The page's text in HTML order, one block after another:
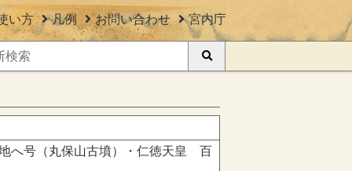
い方 凡例 お問い合わせ 宮内庁
へ号（丸保山古墳）・仁徳天皇 百